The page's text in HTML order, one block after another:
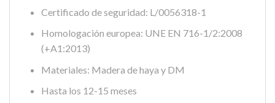
Certificado de seguridad: L/0056318-1
Homologación europea: UNE EN 716-1/2:2008
(+A1:2013)
Materiales: Madera de haya y DM
Hasta los 12-15 meses